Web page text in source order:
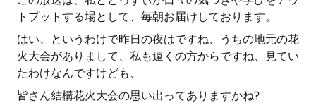
トプットする場として、毎朝お届けしております。
はい、というわけで昨日の夜はですね、うちの地元の花
火大会がありまして、私も遠くの方からですね、見てい
たわけなんですけども、
皆さん結構花火大会の思い出ってありますかね?